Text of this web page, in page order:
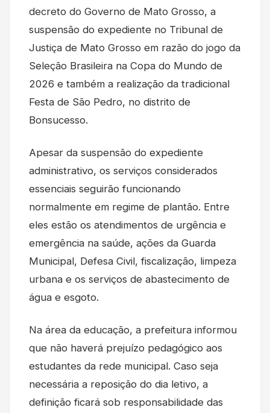
decreto do Governo de Mato Grosso, a
suspensão do expediente no Tribunal de
Justiça de Mato Grosso em razão do jogo da
Seleção Brasileira na Copa do Mundo de
2026 e também a realização da tradicional
Festa de São Pedro, no distrito de
Bonsucesso.
Apesar da suspensão do expediente
administrativo, os serviços considerados
essenciais seguirão funcionando
normalmente em regime de plantão. Entre
eles estão os atendimentos de urgência e
emergência na saúde, ações da Guarda
Municipal, Defesa Civil, fiscalização, limpeza
urbana e os serviços de abastecimento de
água e esgoto.
Na área da educação, a prefeitura informou
que não haverá prejuízo pedagógico aos
estudantes da rede municipal. Caso seja
necessária a reposição do dia letivo, a
definição ficará sob responsabilidade das